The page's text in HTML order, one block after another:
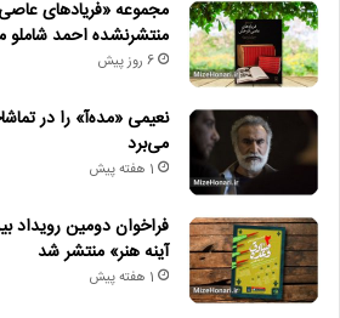
مجموعه «فریادهای
منتشرنشده احمد شاملو
6 روز پیش
نعیمی «مده‌آ» را در
می‌برد
1 هفته پیش
فراخوان دومین رویداد
آینه هنر» منتشر شد
1 هفته پیش